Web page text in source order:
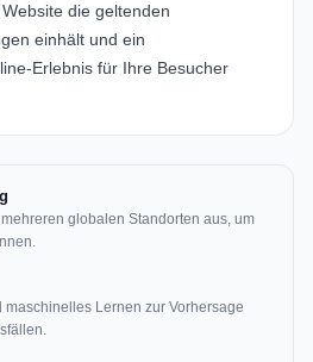
die geltenden
einhält und ein
Erlebnis für Ihre Besucher
globalen Standorten aus, um
maschinelles Lernen zur Vorhersage